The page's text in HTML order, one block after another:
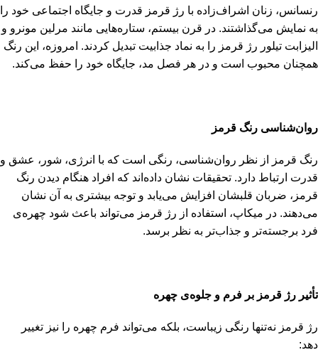
رنسانس، زنان اشراف‌زاده با رژ قرمز قدرت و جایگاه اجتماعی خود را
به نمایش می‌گذاشتند. در قرن بیستم، ستاره‌هایی مانند مرلین مونرو و
الیزابت تیلور رژ قرمز را به نماد جذابیت تبدیل کردند. امروزه، این رنگ
همچنان محبوب است و در هر فصل مد، جایگاه خود را حفظ می‌کند.
روان‌شناسی رنگ قرمز
رنگ قرمز از نظر روان‌شناسی، رنگی است که با انرژی، شور، عشق و
قدرت ارتباط دارد. تحقیقات نشان داده‌اند که افراد هنگام دیدن رنگ
قرمز، ضربان قلبشان افزایش می‌یابد و توجه بیشتری به آن نشان
می‌دهند. در میکاپ، استفاده از رژ قرمز می‌تواند باعث شود چهره‌ی
فرد برجسته‌تر و جذاب‌تر به نظر برسد.
تأثیر رژ قرمز بر فرم و جلوه‌ی چهره
رژ قرمز نه‌تنها رنگی زیباست، بلکه می‌تواند فرم چهره را نیز تغییر
دهد: